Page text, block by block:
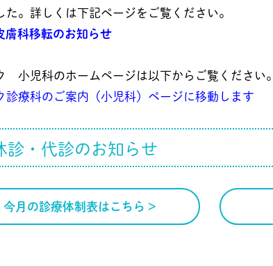
。詳しくは下記ページをご覧ください。
膚科移転のお知らせ
小児科のホームページは以下からご覧ください。
診療科のご案内（小児科）ページに移動します
診・代診のお知らせ
今月の診療体制表はこちら >